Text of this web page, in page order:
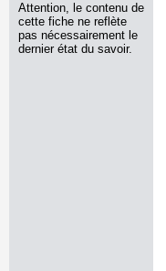
Attention, le contenu de
cette fiche ne reflète
pas nécessairement le
dernier état du savoir.